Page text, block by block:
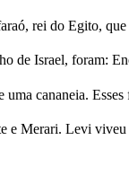
rei do Egito,
de Israel, foram:
cananeia. Esses
e Merari. Levi viveu